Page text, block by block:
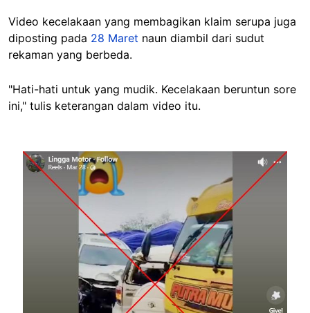
Video kecelakaan yang membagikan klaim serupa juga
diposting pada 28 Maret naun diambil dari sudut
rekaman yang berbeda.
"Hati-hati untuk yang mudik. Kecelakaan beruntun sore
ini," tulis keterangan dalam video itu.
Image